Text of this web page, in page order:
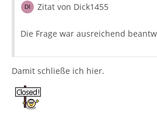
Zitat von Dick1455
Die Frage war ausreichend
Damit schließe ich hier.